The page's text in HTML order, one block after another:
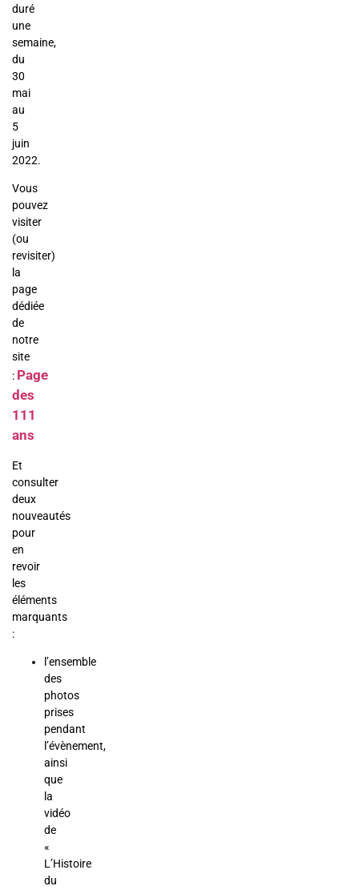
duré
une
semaine,
du
30
mai
au
5
juin
2022.
Vous
pouvez
visiter
(ou
revisiter)
la
page
dédiée
de
notre
site
: Page
des
111
ans
Et
consulter
deux
nouveautés
pour
en
revoir
les
éléments
marquants
:
l’ensemble
des
photos
prises
pendant
l’évènement,
ainsi
que
la
vidéo
de
«
L’Histoire
du